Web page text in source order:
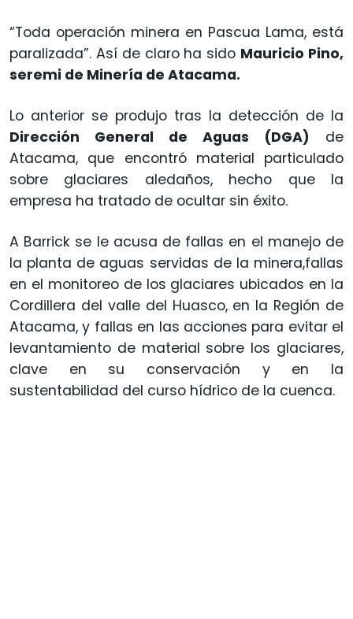
“Toda operación minera en Pascua Lama, está
paralizada”. Así de claro ha sido Mauricio Pino,
seremi de Minería de Atacama.
Lo anterior se produjo tras la detección de la
Dirección General de Aguas (DGA) de
Atacama, que encontró material particulado
sobre glaciares aledaños, hecho que la
empresa ha tratado de ocultar sin éxito.
A Barrick se le acusa de fallas en el manejo de
la planta de aguas servidas de la minera,fallas
en el monitoreo de los glaciares ubicados en la
Cordillera del valle del Huasco, en la Región de
Atacama, y fallas en las acciones para evitar el
levantamiento de material sobre los glaciares,
clave en su conservación y en la
sustentabilidad del curso hídrico de la cuenca.